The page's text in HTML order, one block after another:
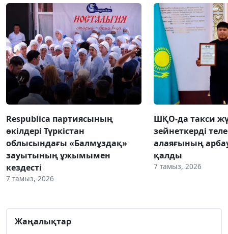
Respublica партиясының
өкілдері Түркістан
облысындағы «Балмұздақ»
зауытының ұжымымен
кездесті
7 тамыз, 2026
ШҚО-да такси
зейнеткерді
алаяғының
қалды
7 тамыз, 2026
Жаңалықтар